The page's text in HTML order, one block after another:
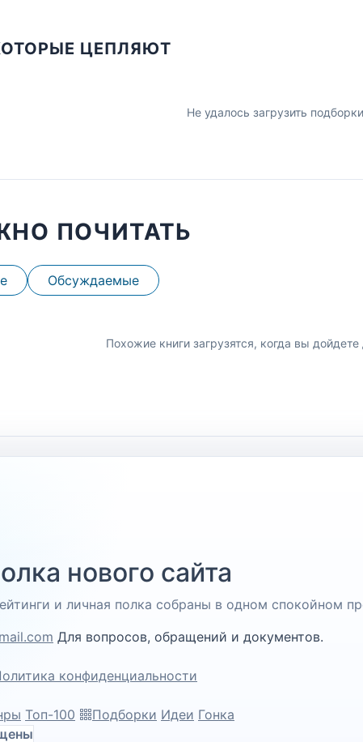
ЦЕПЛЯЮТ
Не удалось загрузить
ПОЧИТАТЬ
Обсуждаемые
Похожие книги загрузятся, когда вы дойдете
нового сайта
и личная полка собраны в одном спокойном
Для вопросов, обращений и документов.
конфиденциальности
Топ-100 Подборки Идеи Гонка